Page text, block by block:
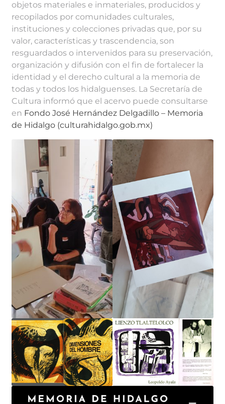
objetos materiales e inmateriales, producidos y
recopilados por comunidades culturales,
instituciones y colecciones privadas que, por su
valor, características y trascendencia, son
resguardados o intervenidos para su preservación,
organización y difusión con el fin de fortalecer la
identidad y el derecho cultural a la memoria de
todas y todos los hidalguenses. La Secretaría de
Cultura informó que el acervo puede consultarse
en Fondo José Hernández Delgadillo – Memoria
de Hidalgo (culturahidalgo.gob.mx)